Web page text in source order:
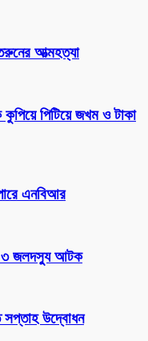
আত্মহত্যা
কুপিয়ে পিটিয়ে জখম ও টাকা
এনবিআর
৩ জলদস্যু আটক
সপ্তাহ উদ্বোধন